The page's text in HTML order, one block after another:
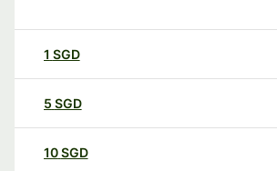
1 SGD
5 SGD
10SGD